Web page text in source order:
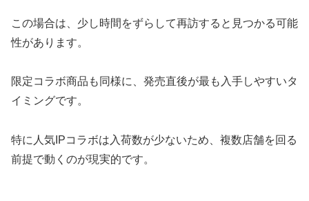
この場合は、少し時間をずらして再訪すると見つかる可能
性があります。
限定コラボ商品も同様に、発売直後が最も入手しやすいタ
イミングです。
特に人気IPコラボは入荷数が少ないため、複数店舗を回る
前提で動くのが現実的です。